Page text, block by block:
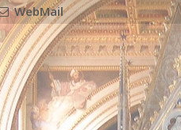
WebMail